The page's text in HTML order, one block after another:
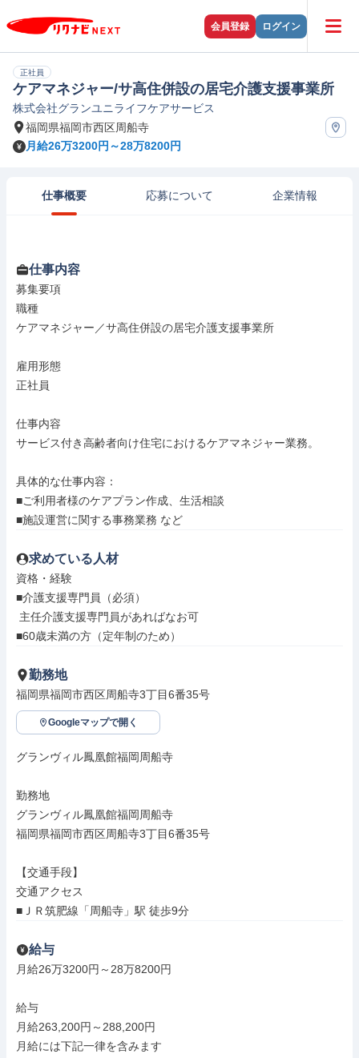
会員登録 ログイン
正社員
ケアマネジャー/サ高住併設の居宅介護支援事業所
株式会社グランユニライフケアサービス
福岡県福岡市西区周船寺
月給26万3200円～28万8200円
仕事概要 応募について 企業情報
仕事内容
募集要項
職種
ケアマネジャー／サ高住併設の居宅介護支援事業所
雇用形態
正社員
仕事内容
サービス付き高齢者向け住宅におけるケアマネジャー業務。
具体的な仕事内容：
■ご利用者様のケアプラン作成、生活相談
■施設運営に関する事務業務 など
求めている人材
資格・経験
■介護支援専門員（必須）
■60歳未満の方（定年制のため）
勤務地
福岡県福岡市西区周船寺3丁目6番35号
Googleマップで開く
グランヴィル鳳凰館福岡周船寺
勤務地
グランヴィル鳳凰館福岡周船寺
福岡県福岡市西区周船寺3丁目6番35号
【交通手段】
交通アクセス
■ＪＲ筑肥線「周船寺」駅 徒歩9分
給与
月給26万3200円～28万8200円
給与
月給263,200円～288,200円
月給には下記一律を含みます